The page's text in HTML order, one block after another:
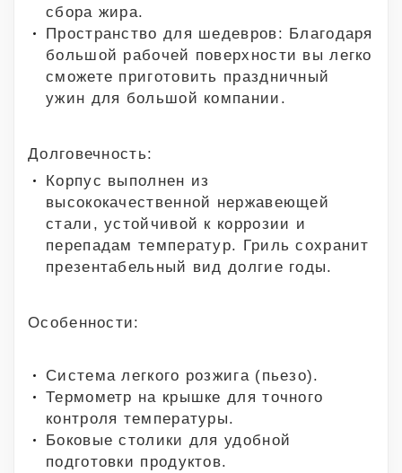
сбора жира.
Пространство для шедевров: Благодаря
большой рабочей поверхности вы легко
сможете приготовить праздничный
ужин для большой компании.
Долговечность:
Корпус выполнен из
высококачественной нержавеющей
стали, устойчивой к коррозии и
перепадам температур. Гриль сохранит
презентабельный вид долгие годы.
Особенности:
Система легкого розжига (пьезо).
Термометр на крышке для точного
контроля температуры.
Боковые столики для удобной
подготовки продуктов.